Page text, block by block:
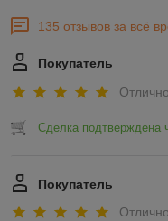
135 отзывов за всё
Покупатель
Отлично
Сделка подтверждена
Покупатель
Отлично